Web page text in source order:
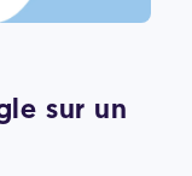
sur un